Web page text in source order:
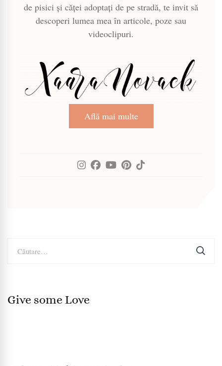
de pisici și căței adoptați de pe stradă, te invit să
descoperi lumea mea în articole, poze sau
videoclipuri.
Află mai multe
după:
Give some Love